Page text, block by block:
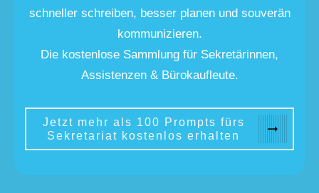
schneller schreiben, besser planen und souverän
kommunizieren.
Die kostenlose Sammlung für Sekretärinnen,
Assistenzen & Bürokaufleute.
Jetzt mehr als 100 Prompts fürs
Sekretariat kostenlos erhalten